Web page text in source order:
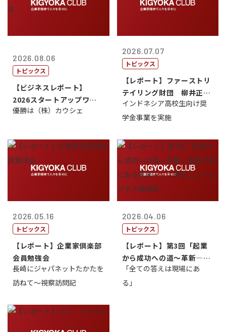
2026.08.06
トピックス
【ビジネスレポート】
2026スタートアップワー
ルドカップ東京
優勝は（株）カウシェ
2026.07.07
トピックス
【レポート】ファーストリ
テイリング財団 柳井正
理事長
インドネシア高校生向け奨
学金事業を実施
2026.05.16
トピックス
【レポート】企業家倶楽部
会員勉強会
長崎にジャパネットたかたを
訪ねて～視察訪問記
2026.04.06
トピックス
【レポート】第3回「起業
から成功への道～革新―挑
戦の先にある...
「全ての答えは現場にあ
る」